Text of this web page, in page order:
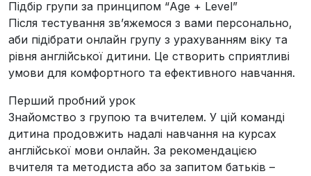
Підбір групи за принципом “Age + Level”
Після тестування звʼяжемося з вами персонально,
аби підібрати онлайн групу з урахуванням віку та
рівня англійської дитини. Це створить сприятливі
умови для комфортного та ефективного навчання.
Перший пробний урок
Знайомство з групою та вчителем. У цій команді
дитина продовжить надалі навчання на курсах
англійської мови онлайн. За рекомендацією
вчителя та методиста або за запитом батьків –